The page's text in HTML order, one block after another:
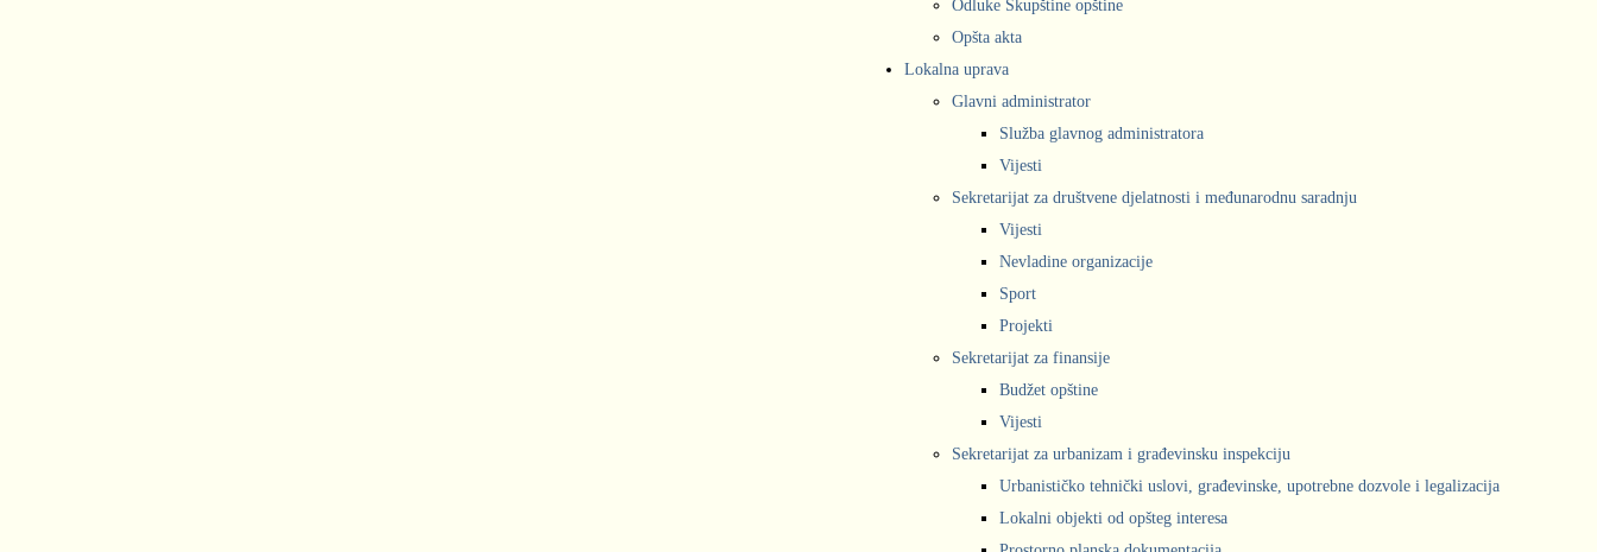
Odluke Skupštine opštine
Opšta akta
Lokalna uprava
Glavni administrator
Služba glavnog administratora
Vijesti
Sekretarijat za društvene djelatnosti i međunarodnu saradnju
Vijesti
Nevladine organizacije
Sport
Projekti
Sekretarijat za finansije
Budžet opštine
Vijesti
Sekretarijat za urbanizam i građevinsku inspekciju
Urbanističko tehnički uslovi, građevinske, upotrebne dozvole i legalizacija
Lokalni objekti od opšteg interesa